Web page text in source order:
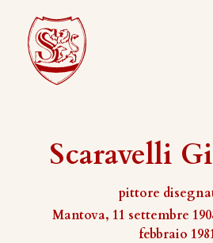
Scaravelli
pittore
Mantova, 11 settembre
febbraio